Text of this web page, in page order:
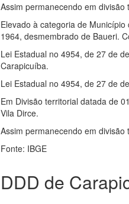
Assim permanecendo em
Elevado à categoria de
1964, desmembrado de Baueri.
Lei Estadual no 4954, de 27 de
Carapicuíba.
Lei Estadual no 4954, de 27 de
Em Divisão territorial datada de
Vila Dirce.
Assim permanecendo em
Fonte: IBGE
DDD de